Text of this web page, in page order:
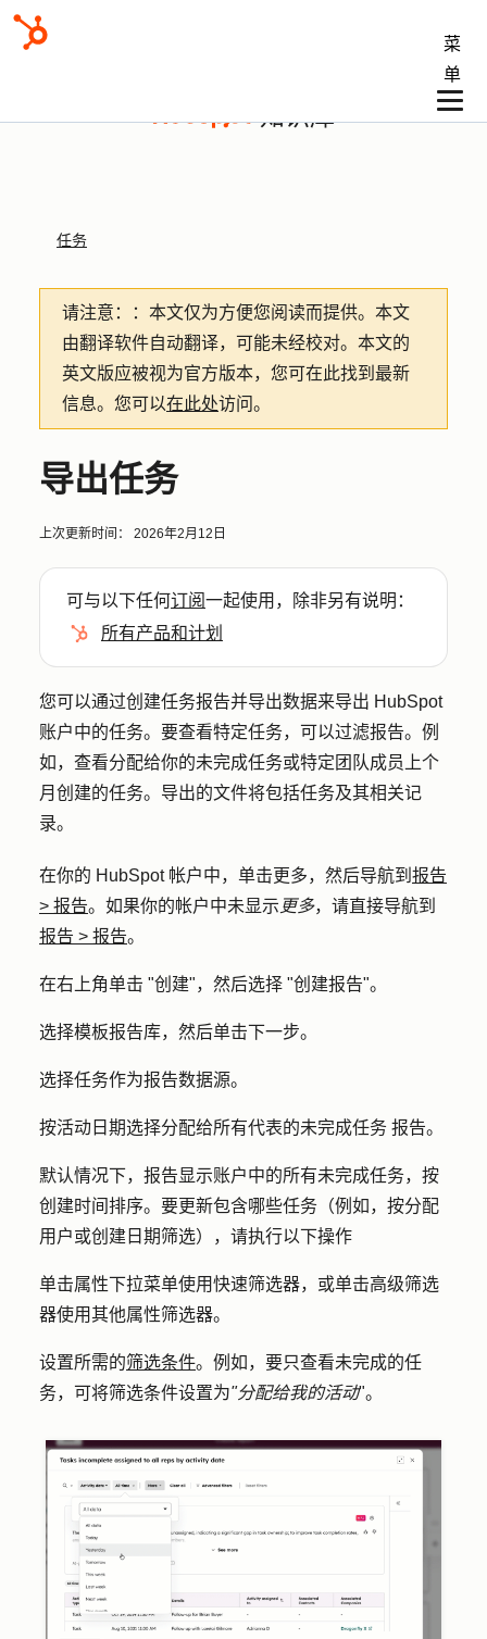
菜
单
知识库
任务
请注意： ：本文仅为方便您阅读而提供。 本文
由翻译软件自动翻译，可能未经校对。本文的
英文版应被视为官方版本，您可在此找到最新
信息。您可以在此处访问。
导出任务
上次更新时间： 2026年2月12日
可与以下任何订阅一起使用，除非另有说明：
所有产品和计划
您可以通过创建任务报告并导出数据来导出 HubSpot
账户中的任务。要查看特定任务，可以过滤报告。例
如，查看分配给你的未完成任务或特定团队成员上个
月创建的任务。导出的文件将包括任务及其相关记
录。
在你的 HubSpot 帐户中，单击更多，然后导航到 报告
> 报告。如果你的帐户中未显示 更多，请直接导航到
报告 > 报告。
在右上角单击 "创建"，然后选择 "创建报告"。
选择模板报告库，然后单击下一步。
选择任务作为报告数据源。
按活动日期选择分配给所有代表的未完成任务 报告。
默认情况下，报告显示账户中的所有未完成任务，按
创建时间排序。要更新包含哪些任务（例如，按分配
用户或创建日期筛选），请执行以下操作
单击属性下拉菜单使用快速筛选器，或单击高级筛选
器使用其他属性筛选器。
设置所需的筛选条件。例如，要只查看未完成的任
务，可将筛选条件设置为"分配给我的活动"。